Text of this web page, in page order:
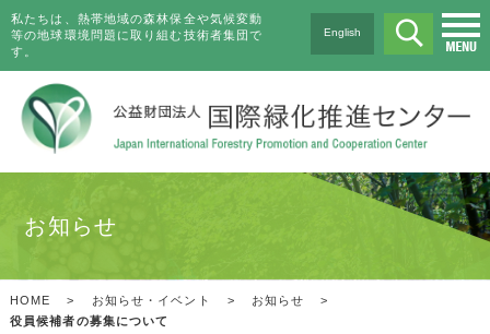
私たちは、熱帯地域の森林保全や気候変動
等の地球環境問題に取り組む技術者集団で
す。
English
お知らせ
HOME > お知らせ・イベント > お知らせ
>
役員候補者の募集について